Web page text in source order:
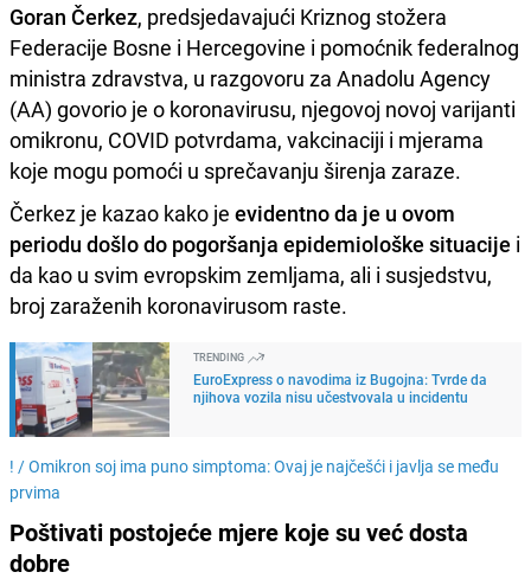
Goran Čerkez, predsjedavajući Kriznog stožera
Federacije Bosne i Hercegovine i pomoćnik federalnog
ministra zdravstva, u razgovoru za Anadolu Agency
(AA) govorio je o koronavirusu, njegovoj novoj varijanti
omikronu, COVID potvrdama, vakcinaciji i mjerama
koje mogu pomoći u sprečavanju širenja zaraze.
Čerkez je kazao kako je evidentno da je u ovom
periodu došlo do pogoršanja epidemiološke situacije i
da kao u svim evropskim zemljama, ali i susjedstvu,
broj zaraženih koronavirusom raste.
TRENDING
EuroExpress o navodima iz Bugojna: Tvrde da
njihova vozila nisu učestvovala u incidentu
! /Omikron soj ima puno simptoma: Ovaj je najčešći i javlja se među
prvima
Poštivati postojeće mjere koje su već dosta
dobre